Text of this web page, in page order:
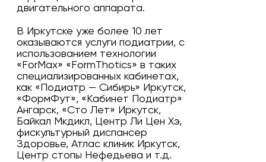
двигательного аппарата.
В Иркутске уже более 10 лет
оказываются услуги подиатрии, с
использованием технологии
«ForMax» «FormThotics» в таких
специализированных кабинетах,
как «Подиатр — Сибирь» Иркутск,
«ФормФут», «Кабинет Подиатр»
Ангарск, «Сто Лет» Иркутск,
Байкал Мкдикл, Центр Ли Цен Хэ,
фискультурный диспансер
Здоровье, Атлас клиник Иркутск,
Центр стопы Нефедьева и т.д.